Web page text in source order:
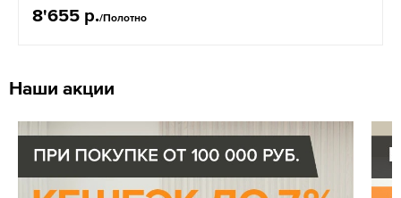
8'655 р./Полотно
Наши акции